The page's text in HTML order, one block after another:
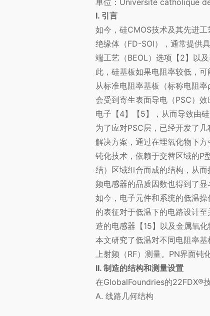
I. 引言
如今，硅CMOS技术及其先进
绝缘体（FD-SOI），通常提供
端工艺（BEOL）选项【2】以
此，硅基板如果电阻率较低，
从标准电阻率基板（标称电阻
会受到寄生表面导电（PSC）
电子【4】【5】，从而导致由
为了应对PSC层，已经开发了
解决方案，通过在埋氧化物下
钝化技术，依赖于交替区域的P
结）区域组合而成的结构，从
频电感器的品质因数也得到了显
如今，电子元件和系统的低温
的表征对于低温下的电路设计
造的电感器【15】以及金属氧
本文研究了低温对不同电阻率
上射频（RF）测量。PN界面钝
II. 制造的结构和测量设置
在GlobalFoundries的22FDX®
A. 线路几何结构